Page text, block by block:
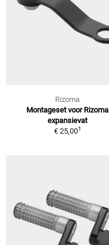
Rizoma
Montageset voor Rizoma
expansievat
€ 25,001